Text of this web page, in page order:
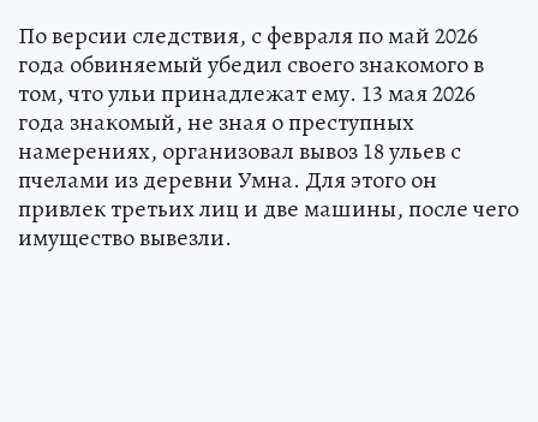
По версии следствия, с февраля по май 2026
года обвиняемый убедил своего знакомого в
том, что ульи принадлежат ему. 13 мая 2026
года знакомый, не зная о преступных
намерениях, организовал вывоз 18 ульев с
пчелами из деревни Умна. Для этого он
привлек третьих лиц и две машины, после чего
имущество вывезли.